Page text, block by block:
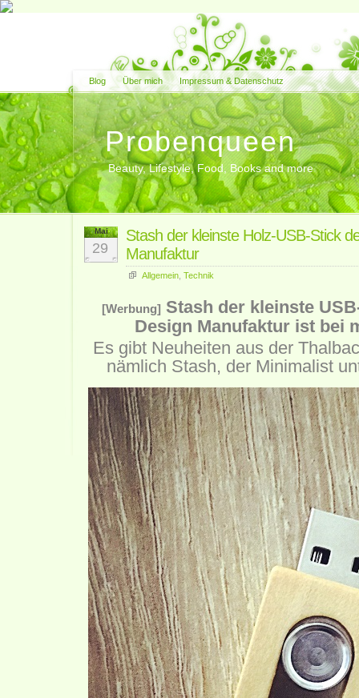
Blog Über mich Impressum & Datenschutz
Probenqueen
Beauty, Lifestyle, Food, Books and more
Mai
29
Stash der kleinste Holz-USB-Stick
Manufaktur
Allgemein Technik
[Werbung] Stash der kleinste
Design Manufaktur ist bei
Es gibt Neuheiten aus der
nämlich Stash, der Minimalist